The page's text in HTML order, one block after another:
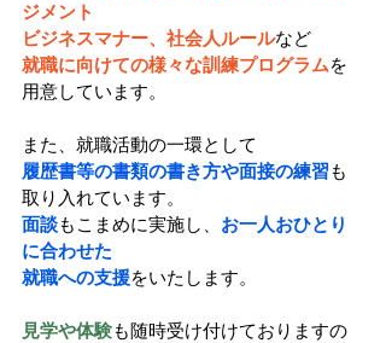
ジメント
ビジネスマナー、社会人ルールなど
就職に向けての様々な訓練プログラムを
用意しています。
また、就職活動の一環として
履歴書等の書類の書き方や面接の練習も
取り入れています。
面談もこまめに実施し、 お一人おひとり
に合わせた
就職への支援をいたします。
見学や体験も随時受け付けておりますの